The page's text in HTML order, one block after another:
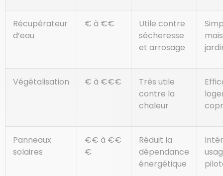
Récupérateur
d’eau
€ à €€
Utile contre
sécheresse
et arrosage
Végétalisation € à €€€
Très utile
contre la
chaleur
Panneaux
solaires
€€ à €€
€
Réduit la
dépendance
énergétique